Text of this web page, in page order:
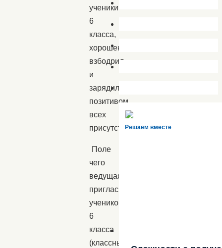
ученики
6
класса,
хорошенько
взбодрил
и
зарядил
позитивом
всех
присутствующих.
Поле
чего
ведущая
пригласила
учеников
6
класса
(классный
Решаем вместе